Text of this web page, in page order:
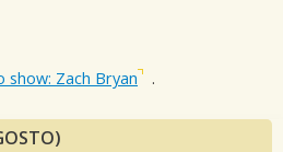
show: Zach Bryan .